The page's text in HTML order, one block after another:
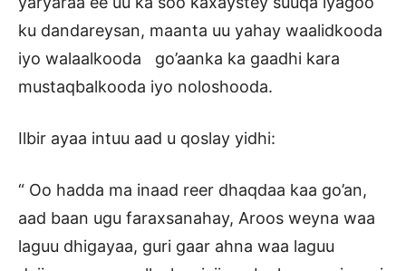
ku dandareysan, maanta uu yahay waalidkooda
iyo walaalkooda go’aanka ka gaadhi kara
mustaqbalkooda iyo noloshooda.
Ilbir ayaa intuu aad u qoslay yidhi:
“ Oo hadda ma inaad reer dhaqdaa kaa go’an,
aad baan ugu faraxsanahay, Aroos weyna waa
laguu dhigayaa, guri gaar ahna waa laguu